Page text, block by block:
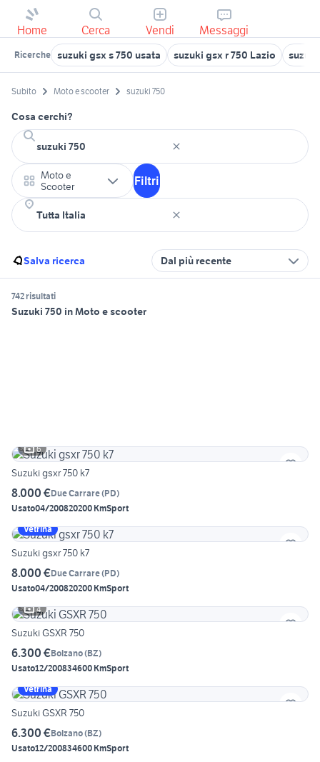
Home Cerca Vendi Messaggi
Ricerche suzuki gsx s 750 usata suzuki gsx r 750 Lazio
Subito Moto e scooter suzuki 750
Cosa cerchi?
Moto e
Scooter
Filtri
Salva ricerca Dal più recente
742 risultati
Suzuki 750 in Moto e scooter
6
Suzuki gsxr 750 k7
8.000 €Due Carrare(PD)
Usato04/200820200 KmSport
Vetrina
Suzuki gsxr 750 k7
8.000 €Due Carrare(PD)
Usato04/200820200 KmSport
4
Suzuki GSXR 750
6.300 €Bolzano(BZ)
Usato12/200834600 KmSport
Vetrina
Suzuki GSXR 750
6.300 €Bolzano(BZ)
Usato12/200834600 KmSport